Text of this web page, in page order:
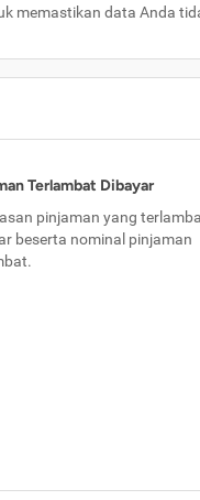
memastikan data Anda
Terlambat Dibayar
pinjaman yang
beserta nominal pinjaman